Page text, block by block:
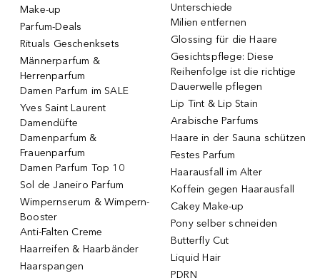
Make-up
Parfum-Deals
Rituals Geschenksets
Männerparfum &
Herrenparfum
Damen Parfum im SALE
Yves Saint Laurent
Damendüfte
Damenparfum &
Frauenparfum
Damen Parfum Top 10
Sol de Janeiro Parfum
Wimpernserum & Wimpern-
Booster
Anti-Falten Creme
Haarreifen & Haarbänder
Haarspangen
Unterschiede
Milien entfernen
Glossing für die Haare
Gesichtspflege: Diese
Reihenfolge ist die richtige
Dauerwelle pflegen
Lip Tint & Lip Stain
Arabische Parfums
Haare in der Sauna schützen
Festes Parfum
Haarausfall im Alter
Koffein gegen Haarausfall
Cakey Make-up
Pony selber schneiden
Butterfly Cut
Liquid Hair
PDRN